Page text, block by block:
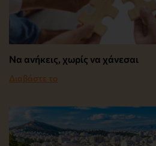
Να ανήκεις, χωρίς να χάνεσαι
Διαβάστε το